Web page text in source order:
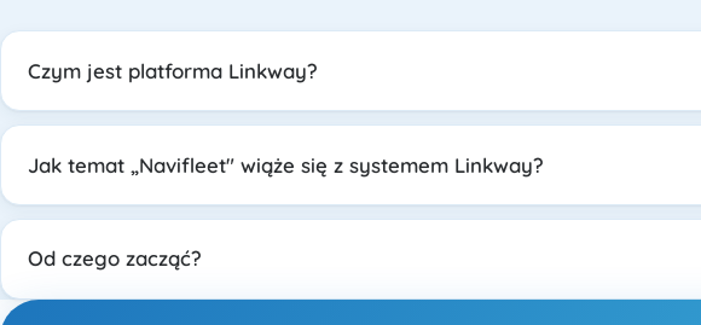
Czym jest platforma Linkway?
Jak temat „Navifleet" wiąże się z systemem Linkway?
Od czego zacząć?